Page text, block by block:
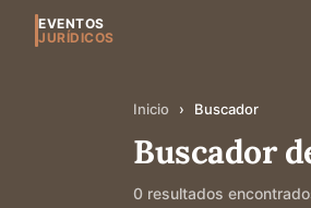
EVENTOS
JURÍDICOS
Inicio › Buscador
Buscador
0 resultados